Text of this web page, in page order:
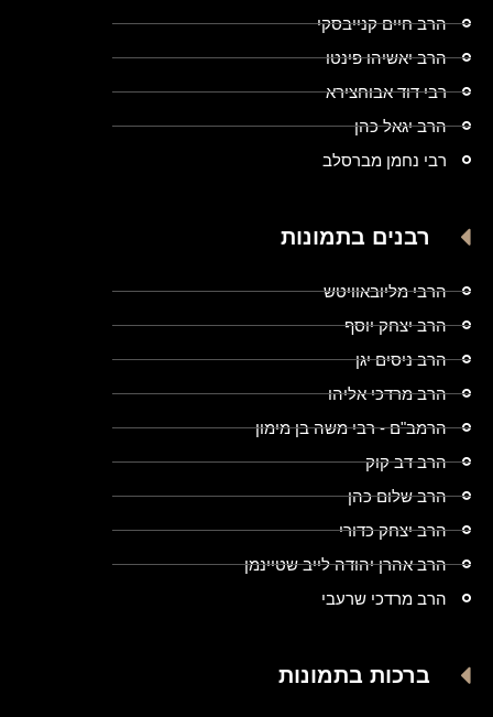
הרב חיים קנייבסקי
הרב יאשיהו פינטו
רבי דוד אבוחצירא
הרב יגאל כהן
רבי נחמן מברסלב
רבנים בתמונות
הרבי מליובאוויטש
הרב יצחק יוסף
הרב ניסים יגן
הרב מרדכי אליהו
הרמב"ם - רבי משה בן מימון
הרב דב קוק
הרב שלום כהן
הרב יצחק כדורי
הרב אהרן יהודה לייב שטיינמן
הרב מרדכי שרעבי
ברכות בתמונות